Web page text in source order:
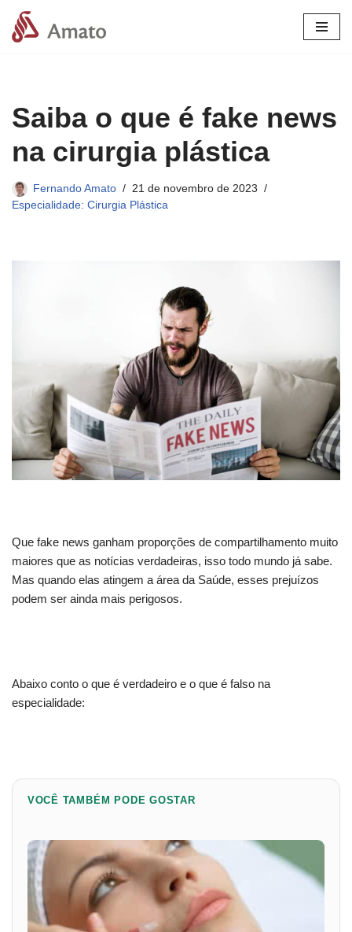
Pular
Saiba o que é fake news
na cirurgia plástica
Fernando Amato
21 de novembro de 2023
Especialidade: Cirurgia Plástica
Que fake news ganham proporções de compartilhamento muito
maiores que as notícias verdadeiras, isso todo mundo já sabe.
Mas quando elas atingem a área da Saúde, esses prejuízos
podem ser ainda mais perigosos.
Abaixo conto o que é verdadeiro e o que é falso na
especialidade:
VOCÊ TAMBÉM PODE GOSTAR